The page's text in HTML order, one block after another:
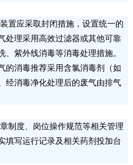
置应采取封闭措施，设置统一的
处理采用高效过滤器或其他可靠
紫外线消毒等消毒处理措施。
的消毒推荐采用含氯消毒剂（如
经消毒净化处理后的废气由排气
制度、岗位操作规范等相关管理
填写运行记录及相关药剂投加台